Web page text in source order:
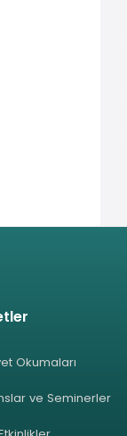
Okumaları
ve Seminerler